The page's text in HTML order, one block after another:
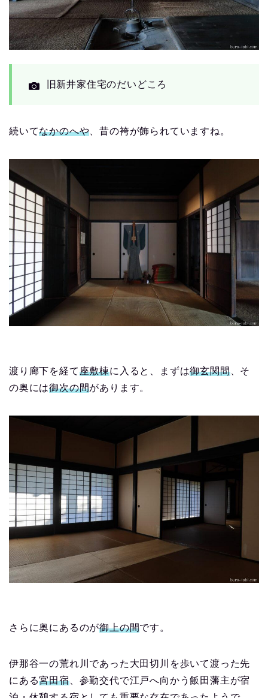
旧新井家住宅のだいどころ
続いてなかのへや 、昔の袴が飾られていますね。
渡り廊下を経て座敷棟に入ると、まずは御玄関間、そ
の奥には御次の間があります。
さらに奥にあるのが御上の間です。
伊那谷一の荒れ川であった大田切川を歩いて渡った先
にある宮田宿、参勤交代で江戸へ向かう飯田藩主が宿